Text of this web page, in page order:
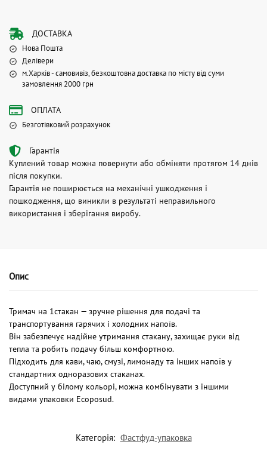
ДОСТАВКА
Нова Пошта
Делівери
м.Харків - самовивіз, безкоштовна доставка по місту від суми
замовлення 2000 грн
ОПЛАТА
Безготівковий розрахунок
Гарантія
Куплений товар можна повернути або обміняти протягом 14 днів
після покупки.
Гарантія не поширюється на механічні ушкодження і
пошкодження, що виникли в результаті неправильного
використання і зберігання виробу.
Опис
Тримач на 1стакан — зручне рішення для подачі та
транспортування гарячих і холодних напоїв.
Він забезпечує надійне утримання стакану, захищає руки від
тепла та робить подачу більш комфортною.
Підходить для кави, чаю, смузі, лимонаду та інших напоїв у
стандартних одноразових стаканах.
Доступний у білому кольорі, можна комбінувати з іншими
видами упаковки Ecoposud.
Категорія: Фастфуд-упаковка